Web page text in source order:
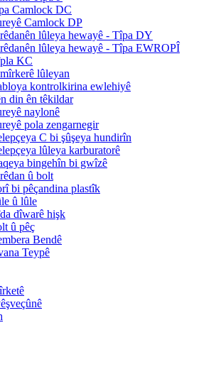
Camlock DC
Camlock DP
lûleya hewayê - Tîpa DY
lûleya hewayê - Tîpa EWROPÎ
KC
lûleyan
kontrolkirina ewlehiyê
din ên têkildar
naylonê
pola zengarnegir
C bi şûşeya hundirîn
lûleya karburatorê
bingehîn bi gwîzê
û bolt
bi pêçandina plastîk
û lûle
dîwarê hişk
û pêç
Bendê
Teypê